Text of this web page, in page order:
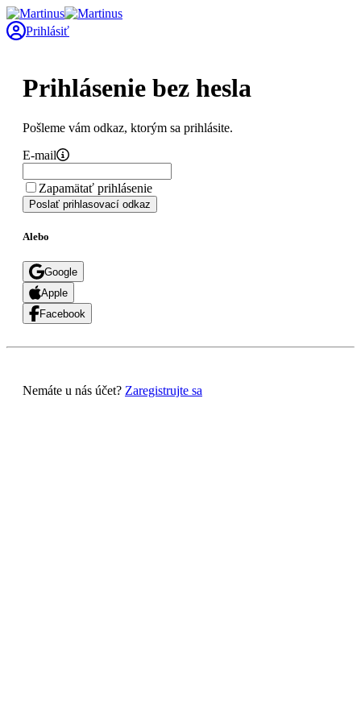
Prihlásiť
Prihlásenie bez hesla
Pošleme vám odkaz, ktorým sa prihlásite.
E-mail
Zapamätať prihlásenie
Poslať prihlasovací odkaz
Alebo
Google
Apple
Facebook
Nemáte u nás účet? Zaregistrujte sa